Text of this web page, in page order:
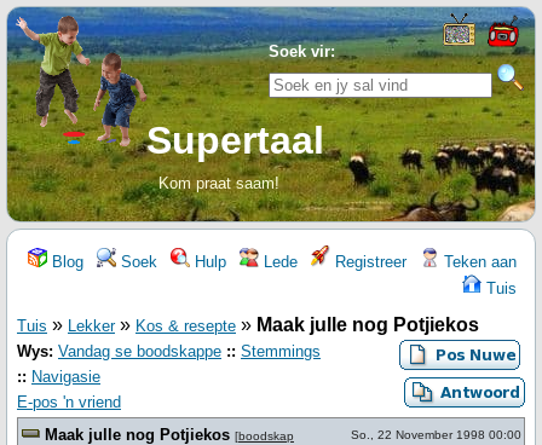
Soek vir:
Supertaal
Kom praat saam!
Blog Soek Hulp Lede Registreer
Teken aan
Tuis
Tuis » Lekker» Kos & resepte » Maak julle nog Potjiekos
Wys: Vandag se boodskappe :: Stemmings
:: Navigasie
E-pos 'n vriend
Maak julle nog Potjiekos [boodskap
So., 22 November 1998 00:00